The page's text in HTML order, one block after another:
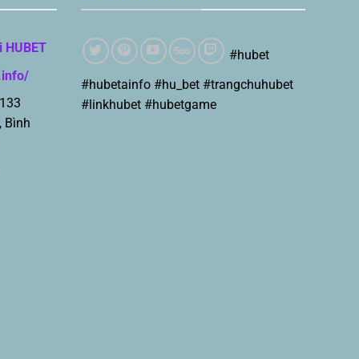
HUBET
Bình
#hubet
#hubetainfo #hu_bet #trangchuhubet
#linkhubet #hubetgame